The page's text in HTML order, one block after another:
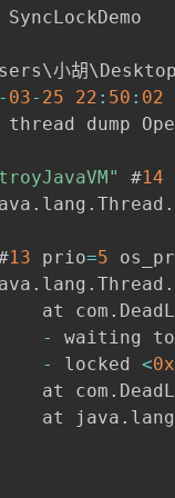
SyncLockDemo
小胡
- 03- 25 22 : 50 : 02
dump
#14
. lang .Thread .
13 prio=5
. lang .Thread .
at com
.
-
waiting
-
locked <
at com
.
at java
. lang